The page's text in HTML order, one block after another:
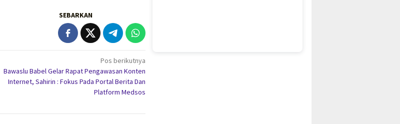
SEBARKAN
Pos berikutnya
Bawaslu Babel Gelar Rapat Pengawasan Konten
Internet, Sahirin : Fokus Pada Portal Berita Dan
Platform Medsos